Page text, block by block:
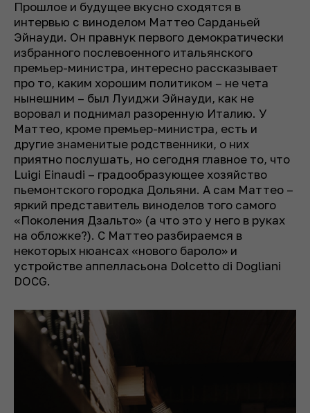
Прошлое и будущее вкусно сходятся в
интервью с виноделом Маттео Сарданьей
Эйнауди. Он правнук первого демократически
избранного послевоенного итальянского
премьер-министра, интересно рассказывает
про то, каким хорошим политиком – не чета
нынешним – был Луиджи Эйнауди, как не
воровал и поднимал разоренную Италию. У
Маттео, кроме премьер-министра, есть и
другие знаменитые родственники, о них
приятно послушать, но сегодня главное то, что
Luigi Einaudi – градообразующее хозяйство
пьемонтского городка Дольяни. А сам Маттео –
яркий представитель виноделов того самого
«Поколения Дзальто» (а что это у него в руках
на обложке?). С Маттео разбираемся в
некоторых нюансах «нового бароло» и
устройстве аппелласьона Dolcetto di Dogliani
DOCG.